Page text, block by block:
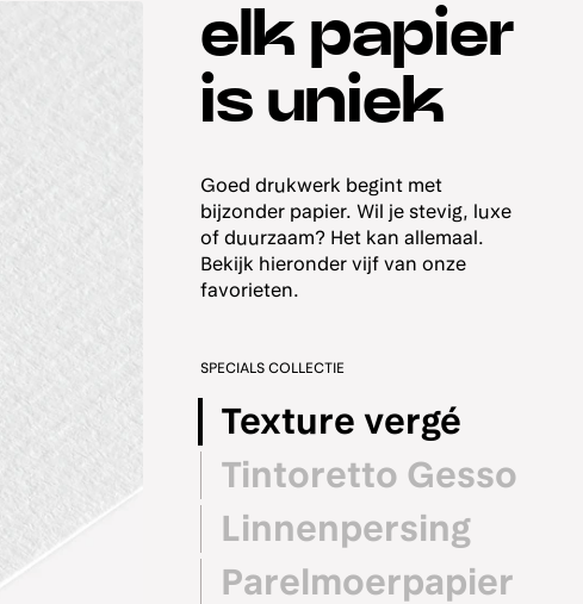
elk papier
is uniek
Goed drukwerk begint met
bijzonder papier. Wil je stevig, luxe
of duurzaam? Het kan allemaal.
Bekijk hieronder vijf van onze
favorieten.
SPECIALS COLLECTIE
Texture vergé
Tintoretto Gesso
Linnenpersing
Parelmoerpapier